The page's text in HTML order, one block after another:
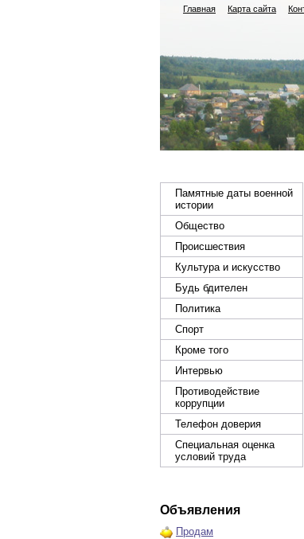
Главная Карта сайта
Памятные даты военной
истории
Общество
Происшествия
Культура и искусство
Будь бдителен
Политика
Спорт
Кроме того
Интервью
Противодействие
коррупции
Телефон доверия
Специальная оценка
условий труда
Объявления
Продам